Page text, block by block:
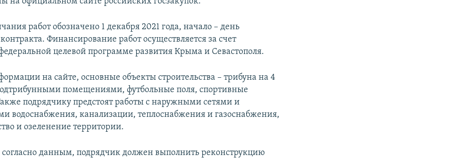
работ обозначено 1 декабря 2021 года, начало – день
Финансирование работ осуществляется за счет
целевой программе развития Крыма и Севастополя.
на сайте, основные объекты строительства – трибуна на 4
помещениями, футбольные поля, спортивные
подрядчику предстоят работы с наружными сетями и
водоснабжения, канализации, теплоснабжения и газоснабжения,
и озеленение территории.
согласно данным, подрядчик должен выполнить реконструкцию